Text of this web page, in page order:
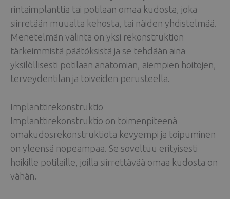
rintaimplanttia tai potilaan omaa kudosta, joka
siirretään muualta kehosta, tai näiden yhdistelmää.
Menetelmän valinta on yksi rekonstruktion
tärkeimmistä päätöksistä ja se tehdään aina
yksilöllisesti potilaan anatomian, aiempien hoitojen,
terveydentilan ja toiveiden perusteella.
Implanttirekonstruktio
Implanttirekonstruktio on toimenpiteenä
omakudosrekonstruktiota kevyempi ja toipuminen
on yleensä nopeampaa. Se soveltuu erityisesti
hoikille potilaille, joilla siirrettävää omaa kudosta on
vähän.